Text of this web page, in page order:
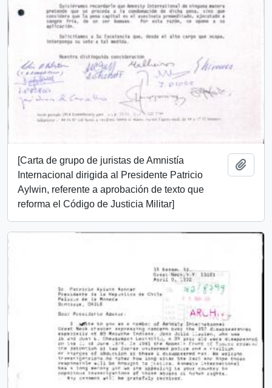
[Carta de grupo de juristas de Amnistía
Internacional dirigida al Presidente Patricio
Aylwin, referente a aprobación de texto que
reforma el Código de Justicia Militar]